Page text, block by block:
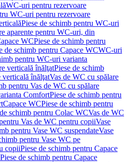
WC-uri pentru rezervoare
WC-uri pentru rezervoare
Piese de schimb pentru WC-uri
aparente pentru WC-uri, din
WCPiese de schimb pentru
de schimb pentru Capace WCWC-uri
pentru WC-uri varianta
verticală înălţatPiese de schimb
verticală înălţatVas de WC cu spălare
pentru Vas de WC cu spălare
ComfortPiese de schimb pentru
Capace WCPiese de schimb pentru
schimb pentru Colac WCVas de WC
Vas de WC pentru copiiVase
pentru Vase WC suspendateVase
pentru Vase WC pe
copiiPiese de schimb pentru Capace
Piese de schimb pentru Capace